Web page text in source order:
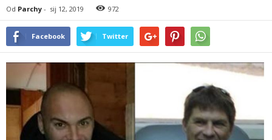
Od Parchy - sij 12, 2019 972
Facebook Twitter